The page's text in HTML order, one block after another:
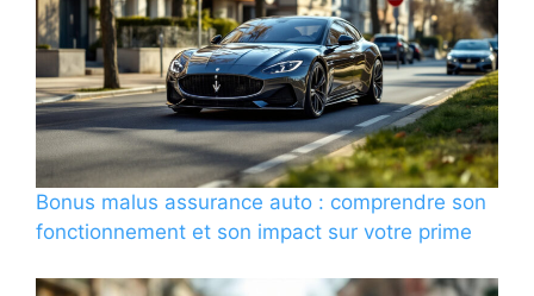
Bonus malus assurance auto : comprendre son
fonctionnement et son impact sur votre prime